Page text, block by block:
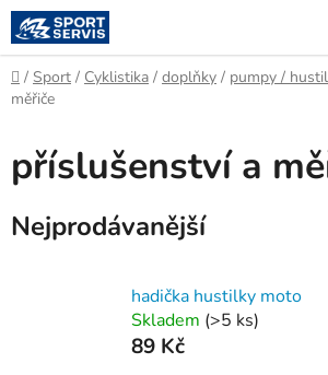
Přejít
na
obsah
Domů
/ Sport / Cyklistika / doplňky / pumpy /
měřiče
příslušenství a
Nejprodávanější
hadička hustilky moto
Skladem (>5 ks)
89 Kč